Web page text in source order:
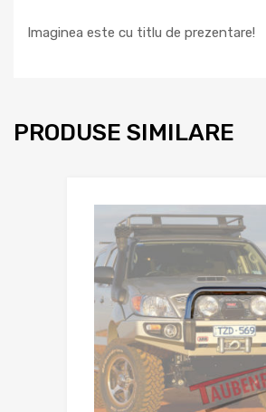
Imaginea este cu titlu de prezentare!
PRODUSE SIMILARE